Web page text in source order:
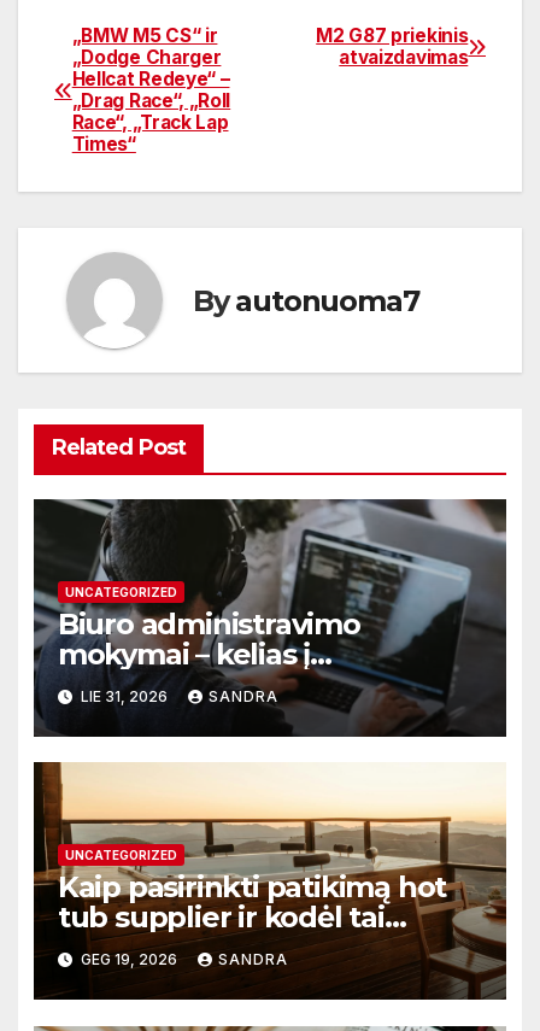
Navigacija
tarp
įrašų
M2 G87 priekinis
atvaizdavimas
„BMW M5 CS“ ir
„Dodge Charger
Hellcat Redeye“ –
„Drag Race“, „Roll
Race“, „Track Lap
Times“
Byautonuoma7
Related Post
UNCATEGORIZED
Biuro administravimo
mokymai – kelias į
profesionalų ir efektyvų
darbą
LIE 31, 2026 SANDRA
UNCATEGORIZED
Kaip pasirinkti patikimą hot
tub supplier ir kodėl tai
svarbu?
GEG 19, 2026 SANDRA